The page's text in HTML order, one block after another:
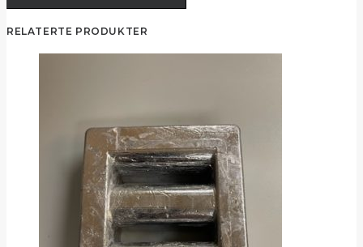
2,5
for
bakplate
RELATERTE PRODUKTER